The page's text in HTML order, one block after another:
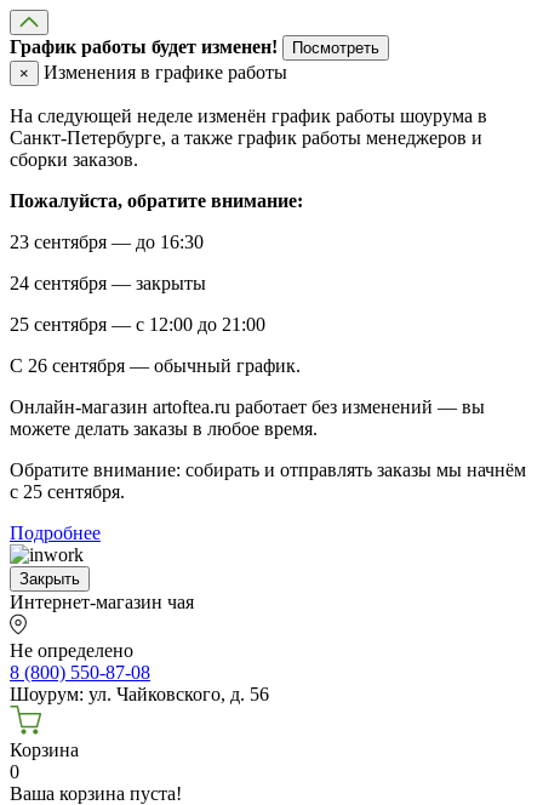
График работы будет изменен!
Посмотреть
×
Изменения в графике работы
На следующей неделе изменён график работы шоурума в
Санкт-Петербурге, а также график работы менеджеров и
сборки заказов.
Пожалуйста, обратите внимание:
23 сентября — до 16:30
24 сентября — закрыты
25 сентября — с 12:00 до 21:00
С 26 сентября — обычный график.
Онлайн-магазин artoftea.ru работает без изменений — вы
можете делать заказы в любое время.
Обратите внимание: собирать и отправлять заказы мы начнём
с 25 сентября.
Подробнее
Закрыть
Интернет-магазин чая
Не определено
8 (800) 550-87-08
Шоурум: ул. Чайковского, д. 56
Корзина
0
Ваша корзина пуста!